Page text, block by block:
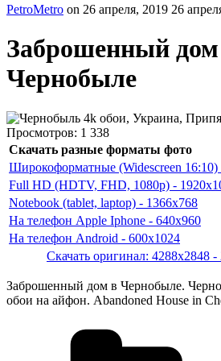
PetroMetro on 26 апреля, 2019 26
Заброшенный
Чернобыле
Просмотров: 1 338
Скачать оригинал: 4288x2848
Скачать разные форматы фото
Широкоформатные (Widescreen 16:10)
Full HD (HDTV, FHD, 1080p) -
Notebook (tablet, laptop) - 1366x768
На телефон Apple Iphone - 640x960
На телефон Android - 600x1024
Заброшенный дом в Чернобыле.
обои на айфон. Abandoned House in